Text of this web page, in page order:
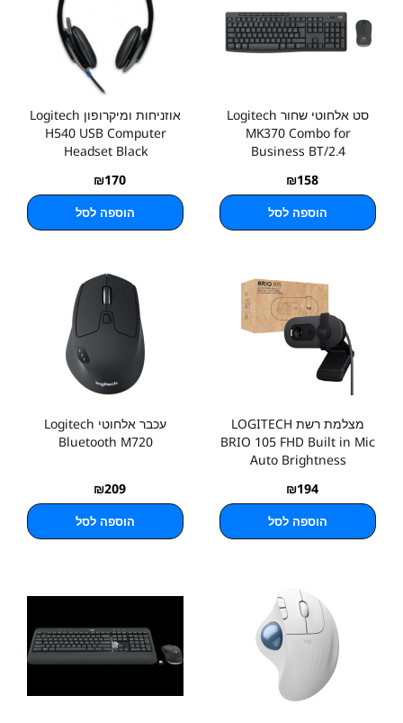
סט אלחוטי שחור Logitech
MK370 Combo for
Business BT/2.4
₪158
הוספה לסל
אוזניחות ומיקרופון Logitech
H540 USB Computer
Headset Black
₪170
הוספה לסל
מצלמת רשת LOGITECH
BRIO 105 FHD Built in Mic
Auto Brightness
₪194
הוספה לסל
עכבר אלחוטי Logitech
Bluetooth M720
₪209
הוספה לסל